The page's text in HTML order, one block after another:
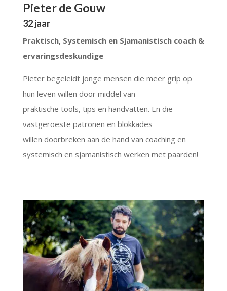
Pieter de Gouw
32 jaar
Praktisch, Systemisch en Sjamanistisch coach &
ervaringsdeskundige
Pieter begeleidt jonge mensen die meer grip op
hun leven willen door middel van
praktische tools, tips en handvatten. En die
vastgeroeste patronen en blokkades
willen doorbreken aan de hand van coaching en
systemisch en sjamanistisch werken met paarden!